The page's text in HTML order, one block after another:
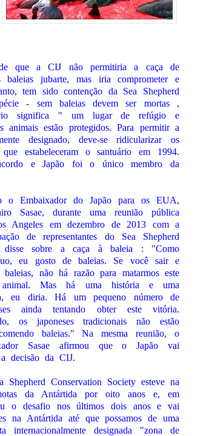
de que a CIJ não permitiria a caça de
jubarte, mas iria comprometer e
tem sido contenção da Sea Shepherd
- sem baleias devem ser mortas ,
significa " um lugar de refúgio e
estão protegidos. Para permitir a
designado, deve-se ridicularizar os
estabeleceram o santuário em 1994.
e Japão foi o único membro da
o Embaixador do Japão para os EUA,
Sasae, durante uma reunião pública
Angeles em dezembro de 2013 com a
de representantes do Sea Shepherd
disse sobre a caça à baleia : "Como
eu gosto de baleias. Se você sair e
não há razão para matarmos este
Mas há uma história e uma
eu diria. Há um pequeno número de
ainda tentando obter este vitória.
os japoneses tradicionais não estão
baleias." Na mesma reunião, o
Sasae afirmou que o Japão vai
decisão da CIJ.
Conservation Society esteve na
da Antártida por oito anos e, em
o desafio nos últimos dois anos e vai
na Antártida até que possamos de uma
designada "zona de